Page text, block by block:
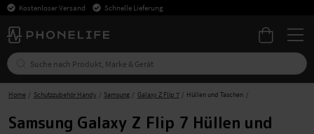
Kostenloser Versand Schnelle Lieferung
Home Schutzzubehör Handy Samsung Galaxy Z Flip 7 Hüllen und Taschen
Samsung Galaxy Z Flip 7 Hüllen und